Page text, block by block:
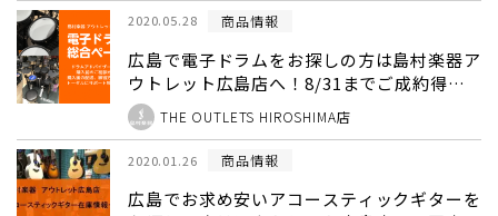
2020.05.28 商品情報
広島で電子ドラムをお探しの方は島村楽器ア
ウトレット広島店へ！8/31までご成約得点
強化キャンペーン実施中！電子ドラム多数展
示、専門スタッフ在中！
THE OUTLETS HIROSHIMA店
2020.01.26 商品情報
広島でお求め安いアコースティックギターを